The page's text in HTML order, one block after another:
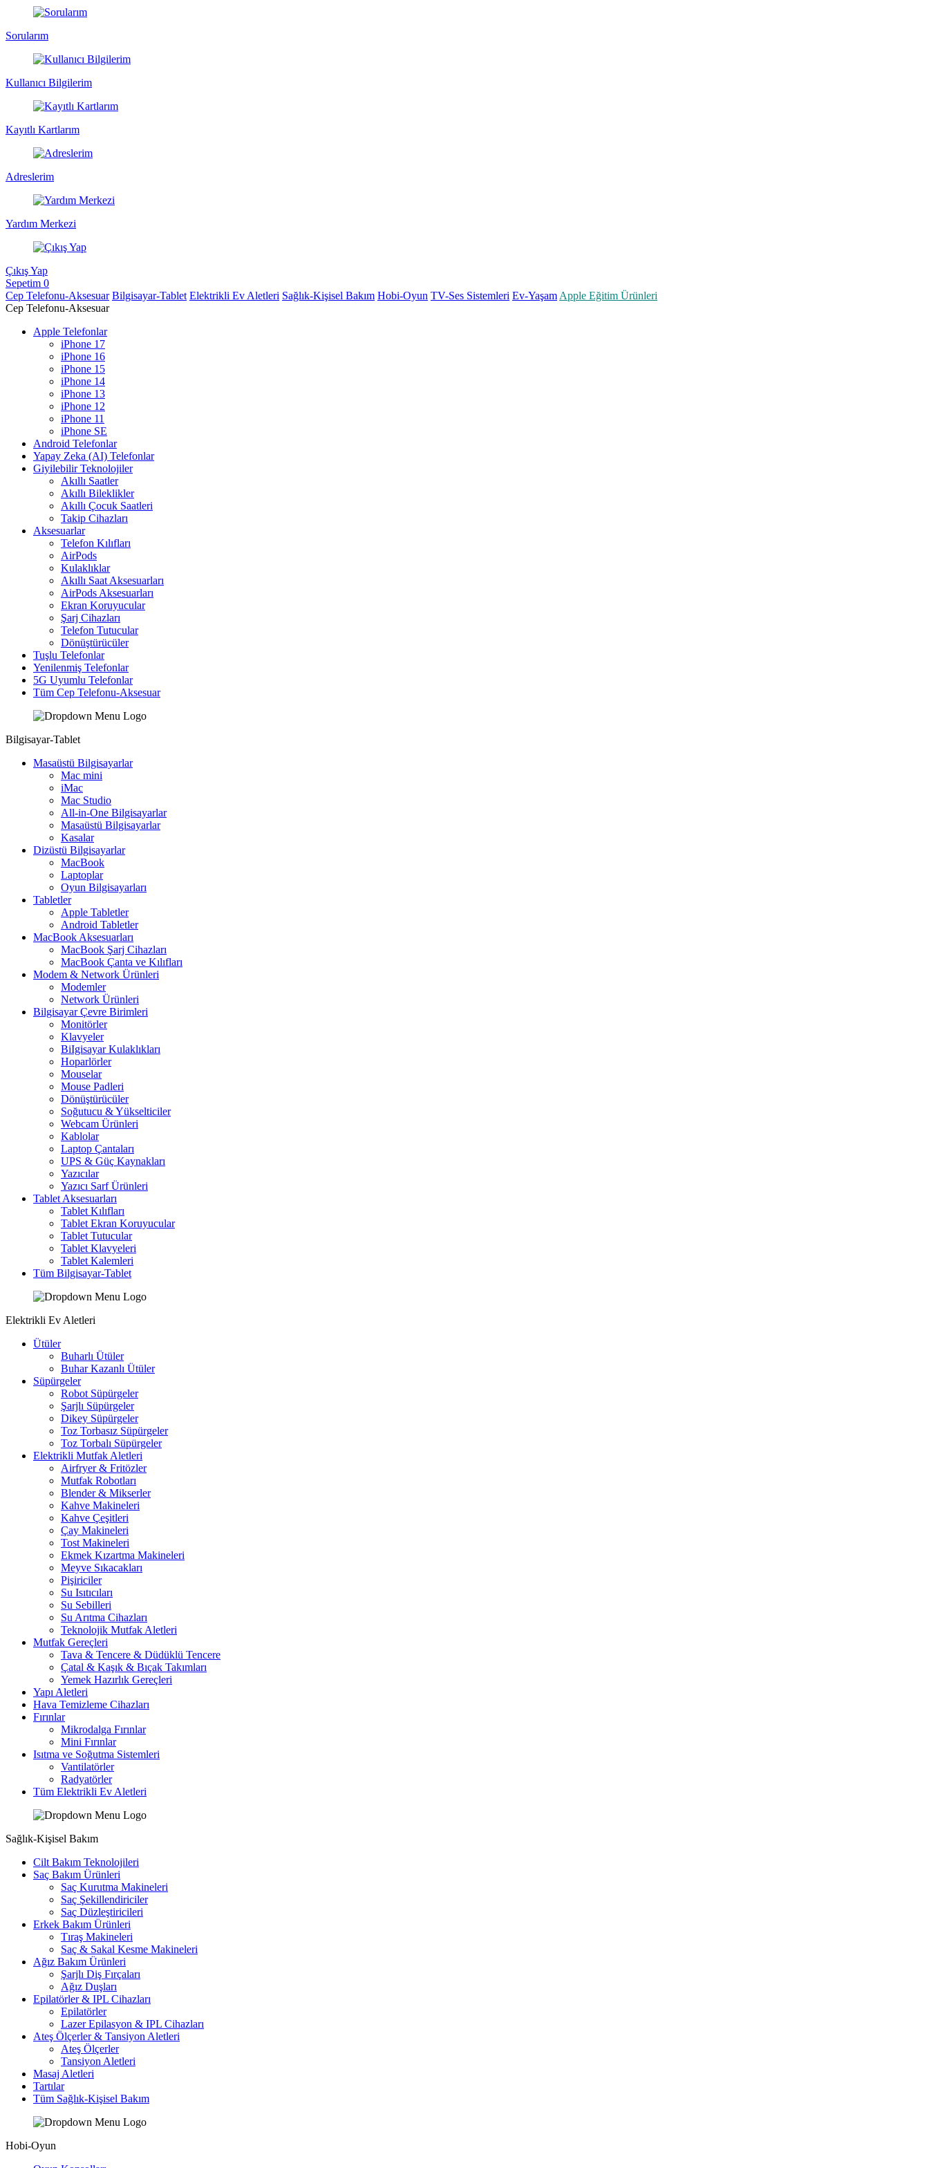
Sorularım
Kullanıcı Bilgilerim
Kayıtlı Kartlarım
Adreslerim
Yardım Merkezi
Çıkış Yap
Sepetim 0
Cep Telefonu-Aksesuar Bilgisayar-Tablet Elektrikli Ev Aletleri Sağlık-Kişisel Bakım Hobi-Oyun TV-Ses Sistemleri Ev-Yaşam Apple Eğitim Ürünleri
Cep Telefonu-Aksesuar
Apple Telefonlar
iPhone 17
iPhone 16
iPhone 15
iPhone 14
iPhone 13
iPhone 12
iPhone 11
iPhone SE
Android Telefonlar
Yapay Zeka (AI) Telefonlar
Giyilebilir Teknolojiler
Akıllı Saatler
Akıllı Bileklikler
Akıllı Çocuk Saatleri
Takip Cihazları
Aksesuarlar
Telefon Kılıfları
AirPods
Kulaklıklar
Akıllı Saat Aksesuarları
AirPods Aksesuarları
Ekran Koruyucular
Şarj Cihazları
Telefon Tutucular
Dönüştürücüler
Tuşlu Telefonlar
Yenilenmiş Telefonlar
5G Uyumlu Telefonlar
Tüm Cep Telefonu-Aksesuar
Bilgisayar-Tablet
Masaüstü Bilgisayarlar
Mac mini
iMac
Mac Studio
All-in-One Bilgisayarlar
Masaüstü Bilgisayarlar
Kasalar
Dizüstü Bilgisayarlar
MacBook
Laptoplar
Oyun Bilgisayarları
Tabletler
Apple Tabletler
Android Tabletler
MacBook Aksesuarları
MacBook Şarj Cihazları
MacBook Çanta ve Kılıfları
Modem & Network Ürünleri
Modemler
Network Ürünleri
Bilgisayar Çevre Birimleri
Monitörler
Klavyeler
BiIgisayar Kulaklıkları
Hoparlörler
Mouselar
Mouse Padleri
Dönüştürücüler
Soğutucu & Yükselticiler
Webcam Ürünleri
Kablolar
Laptop Çantaları
UPS & Güç Kaynakları
Yazıcılar
Yazıcı Sarf Ürünleri
Tablet Aksesuarları
Tablet Kılıfları
Tablet Ekran Koruyucular
Tablet Tutucular
Tablet Klavyeleri
Tablet Kalemleri
Tüm Bilgisayar-Tablet
Elektrikli Ev Aletleri
Ütüler
Buharlı Ütüler
Buhar Kazanlı Ütüler
Süpürgeler
Robot Süpürgeler
Şarjlı Süpürgeler
Dikey Süpürgeler
Toz Torbasız Süpürgeler
Toz Torbalı Süpürgeler
Elektrikli Mutfak Aletleri
Airfryer & Fritözler
Mutfak Robotları
Blender & Mikserler
Kahve Makineleri
Kahve Çeşitleri
Çay Makineleri
Tost Makineleri
Ekmek Kızartma Makineleri
Meyve Sıkacakları
Pişiriciler
Su Isıtıcıları
Su Sebilleri
Su Arıtma Cihazları
Teknolojik Mutfak Aletleri
Mutfak Gereçleri
Tava & Tencere & Düdüklü Tencere
Çatal & Kaşık & Bıçak Takımları
Yemek Hazırlık Gereçleri
Yapı Aletleri
Hava Temizleme Cihazları
Fırınlar
Mikrodalga Fırınlar
Mini Fırınlar
Isıtma ve Soğutma Sistemleri
Vantilatörler
Radyatörler
Tüm Elektrikli Ev Aletleri
Sağlık-Kişisel Bakım
Cilt Bakım Teknolojileri
Saç Bakım Ürünleri
Saç Kurutma Makineleri
Saç Şekillendiriciler
Saç Düzleştiricileri
Erkek Bakım Ürünleri
Tıraş Makineleri
Saç & Sakal Kesme Makineleri
Ağız Bakım Ürünleri
Şarjlı Diş Fırçaları
Ağız Duşları
Epilatörler & IPL Cihazları
Epilatörler
Lazer Epilasyon & IPL Cihazları
Ateş Ölçerler & Tansiyon Aletleri
Ateş Ölçerler
Tansiyon Aletleri
Masaj Aletleri
Tartılar
Tüm Sağlık-Kişisel Bakım
Hobi-Oyun